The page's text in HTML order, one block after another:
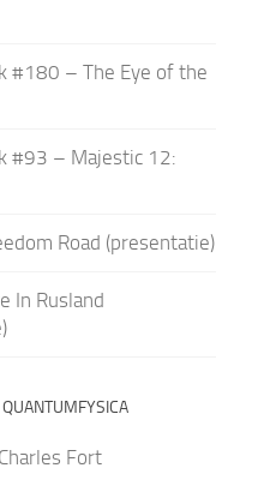
#180 – The Eye of the
#93 – Majestic 12:
Road (presentatie)
In Rusland
Fort